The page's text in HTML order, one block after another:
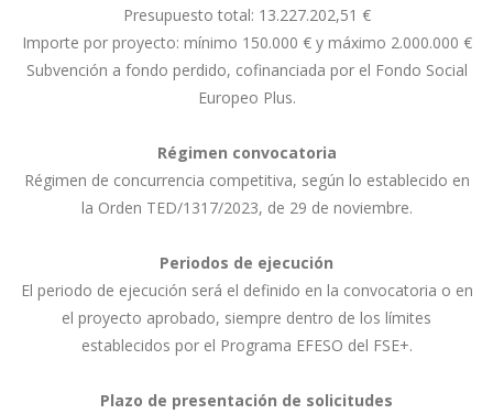
Presupuesto total: 13.227.202,51 €
Importe por proyecto: mínimo 150.000 € y máximo 2.000.000 €
Subvención a fondo perdido, cofinanciada por el Fondo Social
Europeo Plus.
Régimen convocatoria
Régimen de concurrencia competitiva, según lo establecido en
la Orden TED/1317/2023, de 29 de noviembre.
Periodos de ejecución
El periodo de ejecución será el definido en la convocatoria o en
el proyecto aprobado, siempre dentro de los límites
establecidos por el Programa EFESO del FSE+.
Plazo de presentación de solicitudes